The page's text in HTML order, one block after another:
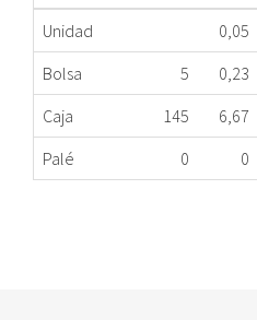
Unidad
0,05
Bolsa
5 0,23
Caja
145 6,67
Palé
0 0